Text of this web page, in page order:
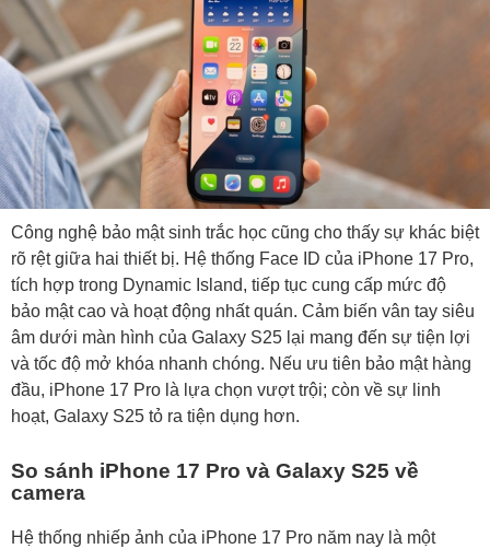
Công nghệ bảo mật sinh trắc học cũng cho thấy sự khác biệt
rõ rệt giữa hai thiết bị. Hệ thống Face ID của iPhone 17 Pro,
tích hợp trong Dynamic Island, tiếp tục cung cấp mức độ
bảo mật cao và hoạt động nhất quán. Cảm biến vân tay siêu
âm dưới màn hình của Galaxy S25 lại mang đến sự tiện lợi
và tốc độ mở khóa nhanh chóng. Nếu ưu tiên bảo mật hàng
đầu, iPhone 17 Pro là lựa chọn vượt trội; còn về sự linh
hoạt, Galaxy S25 tỏ ra tiện dụng hơn.
So sánh iPhone 17 Pro và Galaxy S25 về
camera
Hệ thống nhiếp ảnh của iPhone 17 Pro năm nay là một